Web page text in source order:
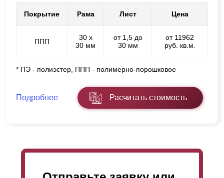
Покрытие Рама Лист Цена
ППП
30 х
30 мм
от 1,5 до
30 мм
от 11962
руб. кв.м.
* ПЭ - полиэстер, ППП - полимерно-порошковое
Подробнее Расчитать стоимость